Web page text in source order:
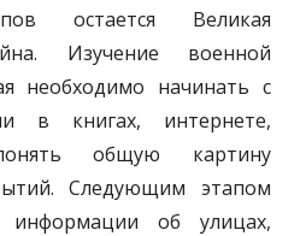
остается Великая
Изучение военной
необходимо начинать с
в книгах, интернете,
общую картину
Следующим этапом
об улицах,